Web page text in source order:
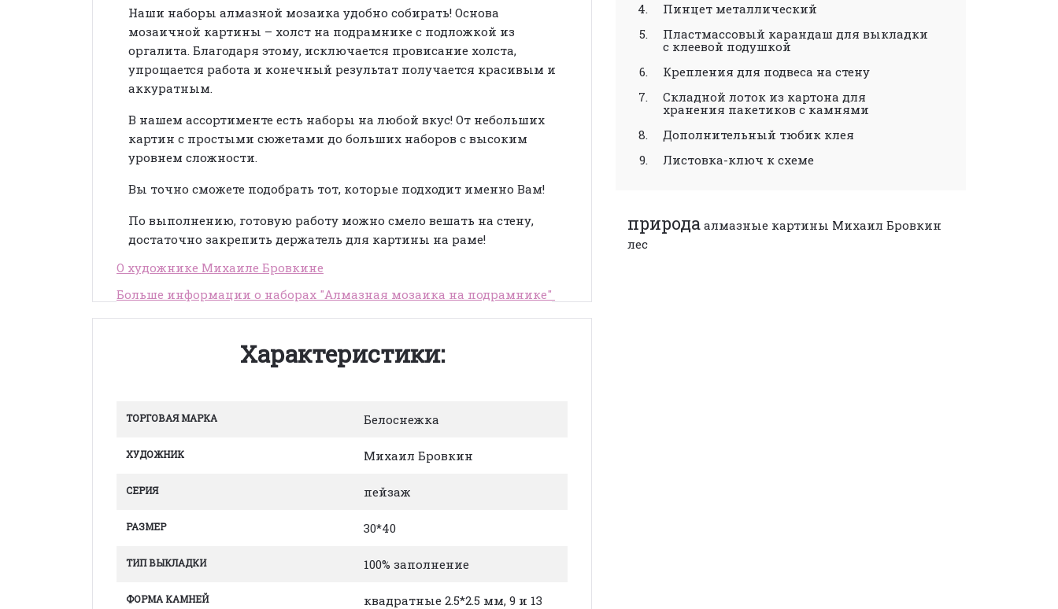
Наши наборы алмазной мозаика удобно собирать! Основа
мозаичной картины – холст на подрамнике с подложкой из
оргалита. Благодаря этому, исключается провисание холста,
упрощается работа и конечный результат получается красивым и
аккуратным.
В нашем ассортименте есть наборы на любой вкус! От небольших
картин с простыми сюжетами до больших наборов с высоким
уровнем сложности.
Вы точно сможете подобрать тот, которые подходит именно Вам!
По выполнению, готовую работу можно смело вешать на стену,
достаточно закрепить держатель для картины на раме!
О художнике Михаиле Бровкине
Больше информации о наборах "Алмазная мозаика на подрамнике"
Характеристики:
ТОРГОВАЯ МАРКА Белоснежка
ХУДОЖНИК Михаил Бровкин
СЕРИЯ пейзаж
РАЗМЕР 30*40
ТИП ВЫКЛАДКИ 100% заполнение
ФОРМА КАМНЕЙ
квадратные 2.5*2.5 мм, 9 и 13
Пинцет металлический
Пластмассовый карандаш для выкладки
с клеевой подушкой
Крепления для подвеса на стену
Складной лоток из картона для
хранения пакетиков с камнями
Дополнительный тюбик клея
Листовка-ключ к схеме
природа алмазные картины Михаил Бровкин
лес